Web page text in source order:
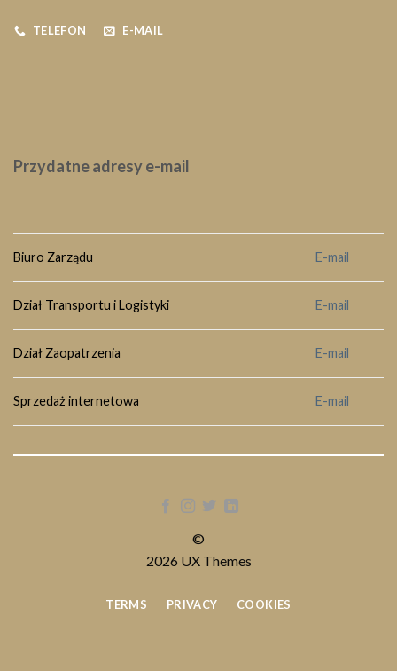
TELEFON E-MAIL
Przydatne adresy e-mail
Biuro Zarządu E-mail
Dział Transportu i Logistyki E-mail
Dział Zaopatrzenia E-mail
Sprzedaż internetowa E-mail
©
2026 UX Themes
TERMS PRIVACY COOKIES